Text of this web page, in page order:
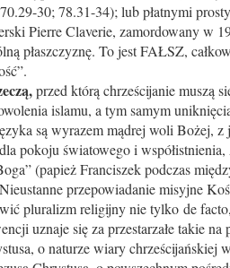
30; 78.31-34); lub płatnymi
Pierre Claverie, zamordowany w
płaszczyznę. To jest FAŁSZ,
przed którą chrześcijanie muszą
islamu, a tym samym
są wyrazem mądrej woli Bożej,
pokoju światowego i
(papież Franciszek podczas
przepowiadanie misyjne
pluralizm religijny nie tylko de
uznaje się za przestarzałe takie
o naturze wiary